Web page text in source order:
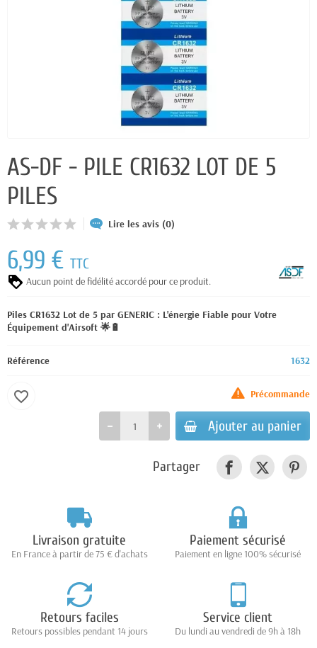
AS-DF - PILE CR1632 LOT DE 5
PILES
Lire les avis (0)
6,99 € TTC
Aucun point de fidélité accordé pour ce produit.
Piles CR1632 Lot de 5 par GENERIC : L'énergie Fiable pour Votre
Équipement d'Airsoft 🌟🔋
Référence 1632
Précommande
Ajouter au panier
favorite_border
Partager
Livraison gratuite
En France à partir de 75 € d'achats
Paiement sécurisé
Paiement en ligne 100% sécurisé
Retours faciles
Retours possibles pendant 14 jours
Service client
Du lundi au vendredi de 9h à 18h